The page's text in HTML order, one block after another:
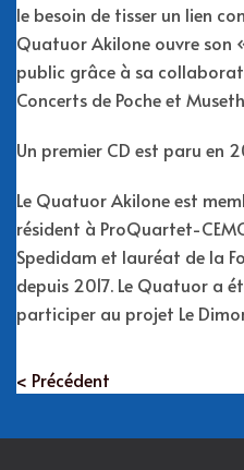
le besoin de tisser un lien
Quatuor Akilone ouvre
public grâce à sa
Concerts de Poche et
Un premier CD est paru en
Le Quatuor Akilone est
résident à ProQuartet-
Spedidam et lauréat de la
depuis 2017. Le Quatuor a
participer au projet Le
< Précédent